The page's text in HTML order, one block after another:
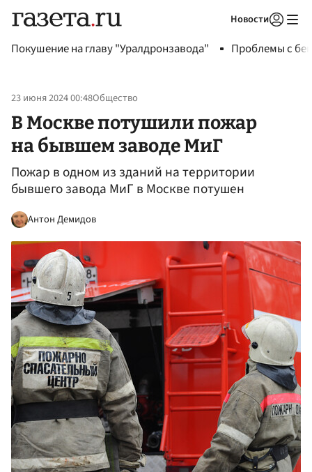
Новости
Покушение на главу "Уралдронзавода" Проблемы с
23 июня 2024 00:48Общество
В Москве потушили пожар
на бывшем заводе МиГ
Пожар в одном из зданий на территории
бывшего завода МиГ в Москве потушен
Антон Демидов